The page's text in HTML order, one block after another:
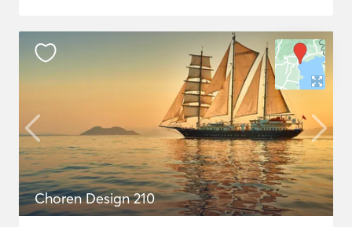
Choren Design 210